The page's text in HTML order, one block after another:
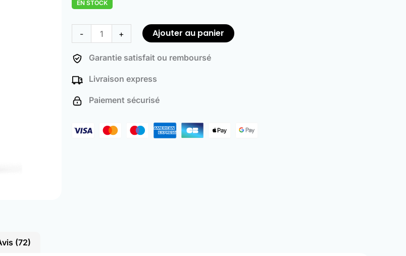
notations
EN STOCK
-
de
Diesel
Particulate
and
Cleaner
+ Ajouter au panier
Garantie satisfait ou remboursé
Livraison express
Paiement sécurisé
(72)